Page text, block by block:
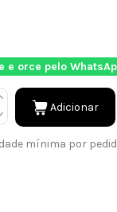
e orce pelo
Adicionar
mínima por